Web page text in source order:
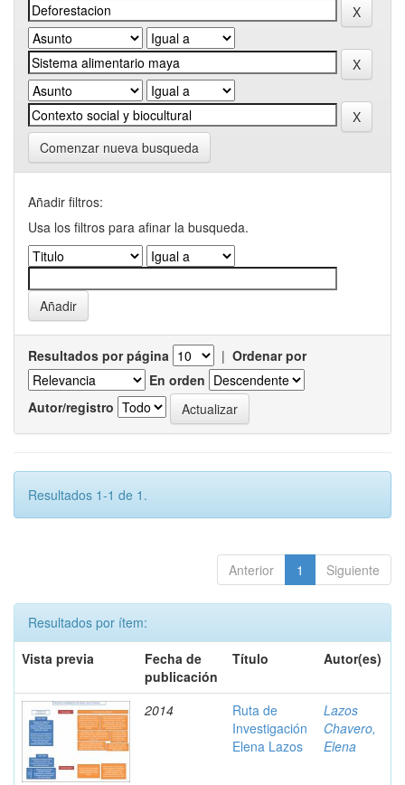
Comenzar nueva busqueda
Añadir filtros:
Usa los filtros para afinar la busqueda.
Resultados por página | Ordenar por
En orden
Autor/registro
Resultados 1-1 de 1.
Anterior 1 Siguiente
Resultados por ítem:
Vista previa
Fecha de
publicación
Título Autor(es)
2014
Ruta de
Investigación
Elena Lazos
Lazos
Chavero,
Elena